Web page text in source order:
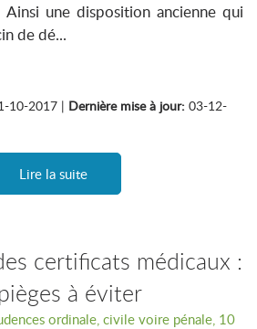
une disposition ancienne qui
de dé...
10-2017 | Dernière mise à jour: 03-12-
Lire la suite
certificats médicaux :
à éviter
ordinale, civile voire pénale, 10